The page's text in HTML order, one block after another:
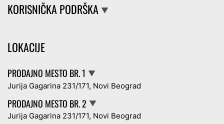
KORISNIČKA PODRŠKA ▼
LOKACIJE
PRODAJNO MESTO BR. 1 ▼
Jurija Gagarina 231/171, Novi Beograd
PRODAJNO MESTO BR. 2 ▼
Jurija Gagarina 231/171, Novi Beograd